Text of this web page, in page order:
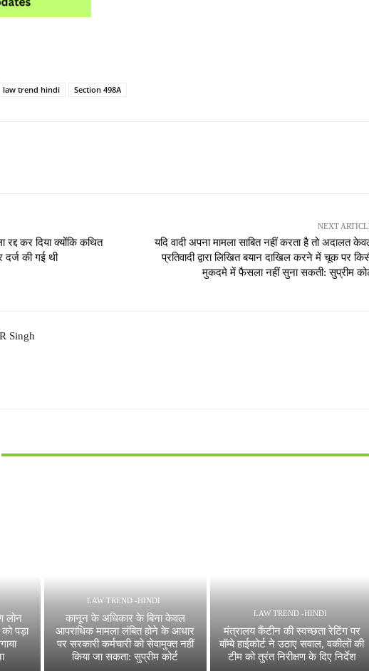
law trend hindi Section 498A
रद्द कर दिया क्योंकि कथित
की गई थी
NEXT
यदि वादी अपना मामला साबित नहीं करता है तो अदालत
प्रतिवादी द्वारा लिखित बयान दाखिल करने में चूक पर
मुकदमे में फैसला नहीं सुना सकती: सुप्रीम
Singh
लोन
पड़ा
LAW TREND -HINDI
कानून के अधिकार के बिना केवल
आपराधिक मामला लंबित होने के आधार
पर सरकारी कर्मचारी को सेवामुक्त नहीं
किया जा सकता: सुप्रीम कोर्ट
LAW TREND -HINDI
मंत्रालय कैंटीन की स्वच्छता रेटिंग पर
बॉम्बे हाईकोर्ट ने उठाए सवाल, वकीलों की
टीम को तुरंत निरीक्षण के दिए निर्देश